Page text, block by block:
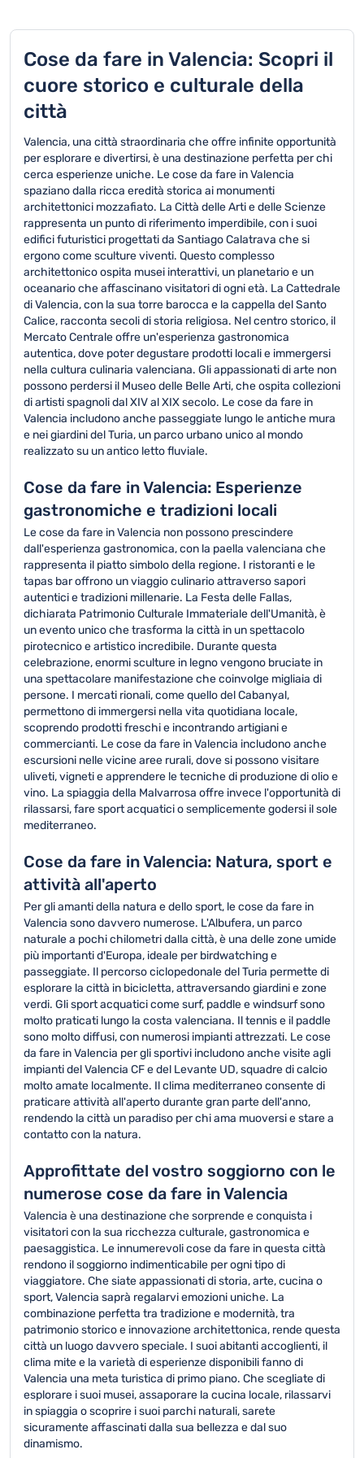
Cose da fare in Valencia: Scopri il
cuore storico e culturale della
città
Valencia, una città straordinaria che offre infinite opportunità
per esplorare e divertirsi, è una destinazione perfetta per chi
cerca esperienze uniche. Le cose da fare in Valencia
spaziano dalla ricca eredità storica ai monumenti
architettonici mozzafiato. La Città delle Arti e delle Scienze
rappresenta un punto di riferimento imperdibile, con i suoi
edifici futuristici progettati da Santiago Calatrava che si
ergono come sculture viventi. Questo complesso
architettonico ospita musei interattivi, un planetario e un
oceanario che affascinano visitatori di ogni età. La Cattedrale
di Valencia, con la sua torre barocca e la cappella del Santo
Calice, racconta secoli di storia religiosa. Nel centro storico, il
Mercato Centrale offre un'esperienza gastronomica
autentica, dove poter degustare prodotti locali e immergersi
nella cultura culinaria valenciana. Gli appassionati di arte non
possono perdersi il Museo delle Belle Arti, che ospita collezioni
di artisti spagnoli dal XIV al XIX secolo. Le cose da fare in
Valencia includono anche passeggiate lungo le antiche mura
e nei giardini del Turia, un parco urbano unico al mondo
realizzato su un antico letto fluviale.
Cose da fare in Valencia: Esperienze
gastronomiche e tradizioni locali
Le cose da fare in Valencia non possono prescindere
dall'esperienza gastronomica, con la paella valenciana che
rappresenta il piatto simbolo della regione. I ristoranti e le
tapas bar offrono un viaggio culinario attraverso sapori
autentici e tradizioni millenarie. La Festa delle Fallas,
dichiarata Patrimonio Culturale Immateriale dell'Umanità, è
un evento unico che trasforma la città in un spettacolo
pirotecnico e artistico incredibile. Durante questa
celebrazione, enormi sculture in legno vengono bruciate in
una spettacolare manifestazione che coinvolge migliaia di
persone. I mercati rionali, come quello del Cabanyal,
permettono di immergersi nella vita quotidiana locale,
scoprendo prodotti freschi e incontrando artigiani e
commercianti. Le cose da fare in Valencia includono anche
escursioni nelle vicine aree rurali, dove si possono visitare
uliveti, vigneti e apprendere le tecniche di produzione di olio e
vino. La spiaggia della Malvarrosa offre invece l'opportunità di
rilassarsi, fare sport acquatici o semplicemente godersi il sole
mediterraneo.
Cose da fare in Valencia: Natura, sport e
attività all'aperto
Per gli amanti della natura e dello sport, le cose da fare in
Valencia sono davvero numerose. L'Albufera, un parco
naturale a pochi chilometri dalla città, è una delle zone umide
più importanti d'Europa, ideale per birdwatching e
passeggiate. Il percorso ciclopedonale del Turia permette di
esplorare la città in bicicletta, attraversando giardini e zone
verdi. Gli sport acquatici come surf, paddle e windsurf sono
molto praticati lungo la costa valenciana. Il tennis e il paddle
sono molto diffusi, con numerosi impianti attrezzati. Le cose
da fare in Valencia per gli sportivi includono anche visite agli
impianti del Valencia CF e del Levante UD, squadre di calcio
molto amate localmente. Il clima mediterraneo consente di
praticare attività all'aperto durante gran parte dell'anno,
rendendo la città un paradiso per chi ama muoversi e stare a
contatto con la natura.
Approfittate del vostro soggiorno con le
numerose cose da fare in Valencia
Valencia è una destinazione che sorprende e conquista i
visitatori con la sua ricchezza culturale, gastronomica e
paesaggistica. Le innumerevoli cose da fare in questa città
rendono il soggiorno indimenticabile per ogni tipo di
viaggiatore. Che siate appassionati di storia, arte, cucina o
sport, Valencia saprà regalarvi emozioni uniche. La
combinazione perfetta tra tradizione e modernità, tra
patrimonio storico e innovazione architettonica, rende questa
città un luogo davvero speciale. I suoi abitanti accoglienti, il
clima mite e la varietà di esperienze disponibili fanno di
Valencia una meta turistica di primo piano. Che scegliate di
esplorare i suoi musei, assaporare la cucina locale, rilassarvi
in spiaggia o scoprire i suoi parchi naturali, sarete
sicuramente affascinati dalla sua bellezza e dal suo
dinamismo.